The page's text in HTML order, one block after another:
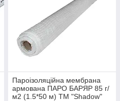
Пароізоляційна мембрана
армована ПАРО БАРЯР 85 г/
м2 (1.5*50 м) ТМ "Shadow"